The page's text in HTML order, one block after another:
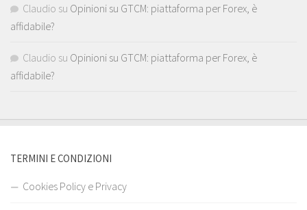
Claudio su Opinioni su GTCM: piattaforma per Forex, è
affidabile?
Claudio su Opinioni su GTCM: piattaforma per Forex, è
affidabile?
TERMINI E CONDIZIONI
Cookies Policy e Privacy